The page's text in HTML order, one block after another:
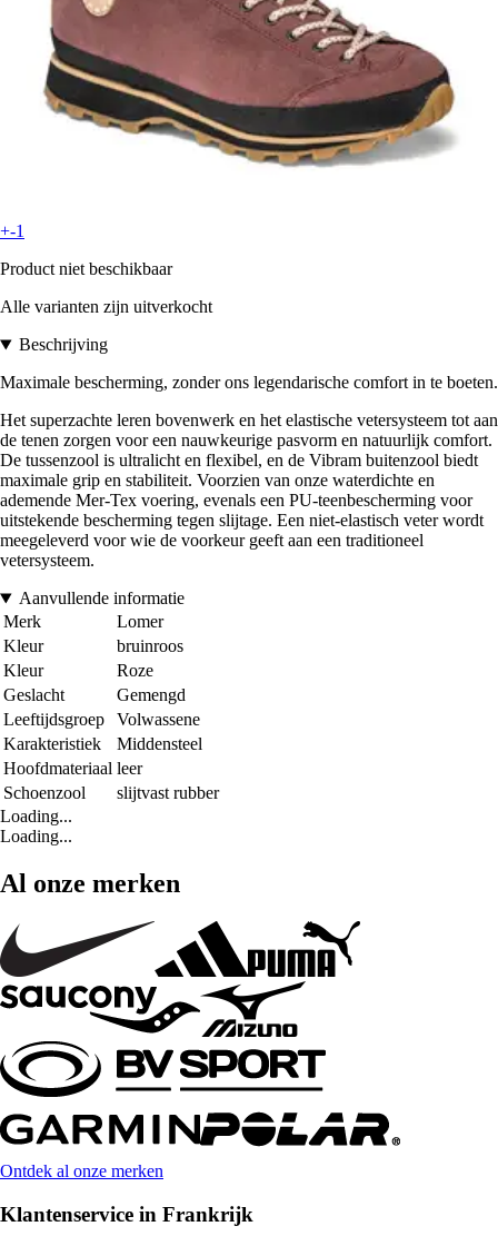
+-1
Product niet beschikbaar
Alle varianten zijn uitverkocht
Beschrijving
Maximale bescherming, zonder ons legendarische comfort in te boeten.
Het superzachte leren bovenwerk en het elastische vetersysteem tot aan
de tenen zorgen voor een nauwkeurige pasvorm en natuurlijk comfort.
De tussenzool is ultralicht en flexibel, en de Vibram buitenzool biedt
maximale grip en stabiliteit. Voorzien van onze waterdichte en
ademende Mer-Tex voering, evenals een PU-teenbescherming voor
uitstekende bescherming tegen slijtage. Een niet-elastisch veter wordt
meegeleverd voor wie de voorkeur geeft aan een traditioneel
vetersysteem.
Aanvullende informatie
Merk
Lomer
Kleur
bruinroos
Kleur
Roze
Geslacht
Gemengd
Leeftijdsgroep
Volwassene
Karakteristiek
Middensteel
Hoofdmateriaal leer
Schoenzool
slijtvast rubber
Loading...
Loading...
Al onze merken
Ontdek al onze merken
Klantenservice in Frankrijk